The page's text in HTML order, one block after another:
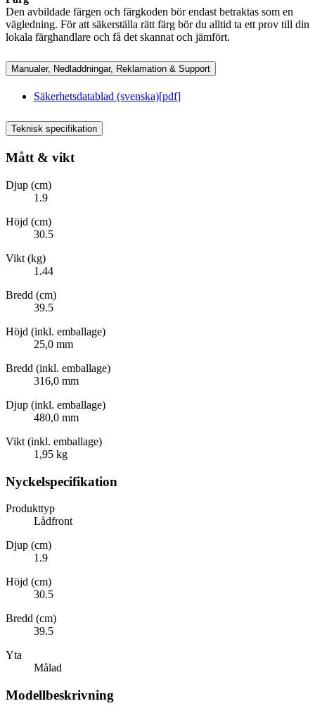
Den avbildade färgen och färgkoden bör endast betraktas som en
vägledning. För att säkerställa rätt färg bör du alltid ta ett prov till din
lokala färghandlare och få det skannat och jämfört.
Manualer, Nedladdningar, Reklamation & Support
Säkerhetsdatablad (svenska)[pdf]
Teknisk specifikation
Mått & vikt
Djup (cm)
1.9
Höjd (cm)
30.5
Vikt (kg)
1.44
Bredd (cm)
39.5
Höjd (inkl. emballage)
25,0 mm
Bredd (inkl. emballage)
316,0 mm
Djup (inkl. emballage)
480,0 mm
Vikt (inkl. emballage)
1,95 kg
Nyckelspecifikation
Produkttyp
Lådfront
Djup (cm)
1.9
Höjd (cm)
30.5
Bredd (cm)
39.5
Yta
Målad
Modellbeskrivning